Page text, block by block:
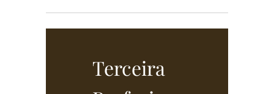
Terceira